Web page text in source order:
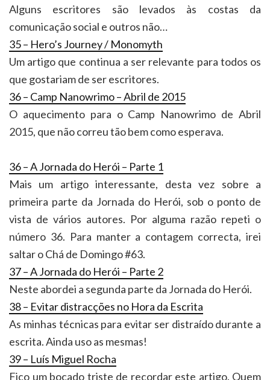
Alguns escritores são levados às costas da
comunicação social e outros não…
35 – Hero’s Journey / Monomyth
Um artigo que continua a ser relevante para todos os
que gostariam de ser escritores.
36 – Camp Nanowrimo – Abril de 2015
O aquecimento para o Camp Nanowrimo de Abril
2015, que não correu tão bem como esperava.
36 – A Jornada do Herói – Parte 1
Mais um artigo interessante, desta vez sobre a
primeira parte da Jornada do Herói, sob o ponto de
vista de vários autores. Por alguma razão repeti o
número 36. Para manter a contagem correcta, irei
saltar o Chá de Domingo #63.
37 – A Jornada do Herói – Parte 2
Neste abordei a segunda parte da Jornada do Herói.
38 – Evitar distracções no Hora da Escrita
As minhas técnicas para evitar ser distraído durante a
escrita. Ainda uso as mesmas!
39 – Luís Miguel Rocha
Fico um bocado triste de recordar este artigo. Quem